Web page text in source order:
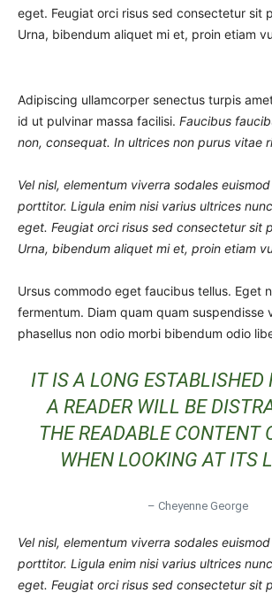
eget. Feugiat orci risus sed consectetur sit
Urna, bibendum aliquet mi et, proin etiam
Adipiscing ullamcorper senectus turpis
id ut pulvinar massa facilisi. Faucibus
non, consequat. In ultrices non purus vitae
Vel nisl, elementum viverra sodales
porttitor. Ligula enim nisi varius ultrices
eget. Feugiat orci risus sed consectetur sit
Urna, bibendum aliquet mi et, proin etiam
Ursus commodo eget faucibus tellus. Eget
fermentum. Diam quam quam suspendisse
phasellus non odio morbi bibendum odio
IT IS A LONG ESTABLISHED
A READER WILL BE
THE READABLE CONTENT
WHEN LOOKING AT ITS
– Cheyenne George
Vel nisl, elementum viverra sodales
porttitor. Ligula enim nisi varius ultrices
eget. Feugiat orci risus sed consectetur sit